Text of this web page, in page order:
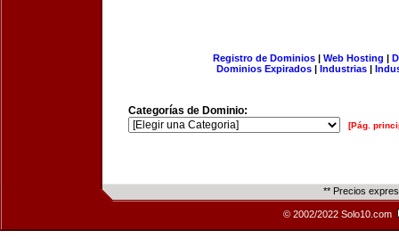
Registro de Dominios| Web Hosting |
Dominios Expirados | Industrias |
Categorías de Dominio:
[Pág.
** Precios
© 2002/2022 Solo10.com